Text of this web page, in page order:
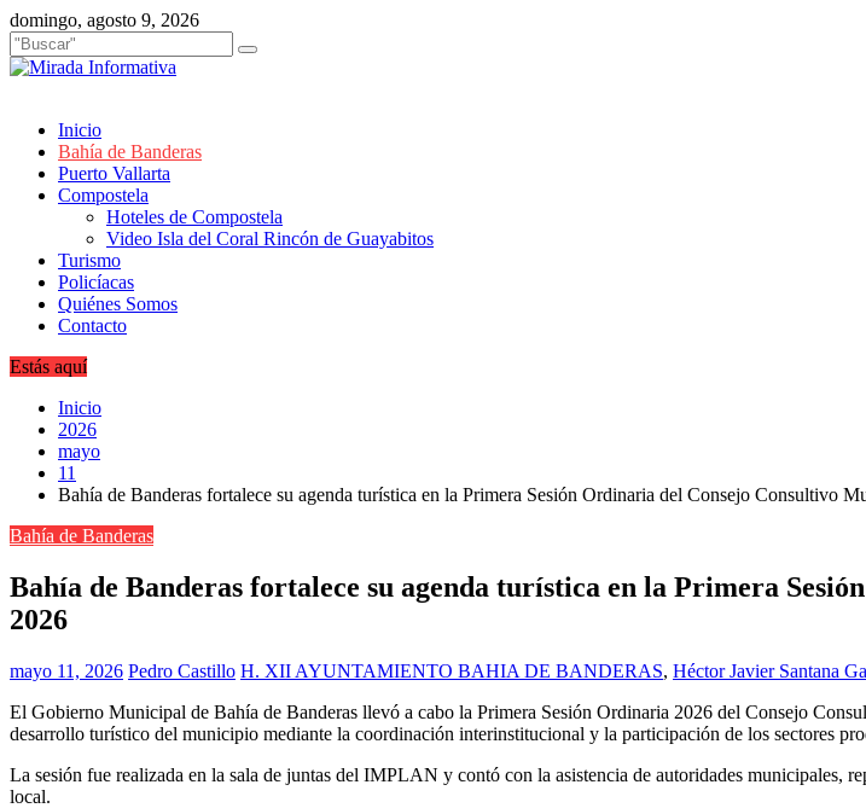
Saltar
al
contenido
domingo, agosto 9, 2026
Inicio
Bahía de Banderas
Puerto Vallarta
Compostela
Hoteles de Compostela
Video Isla del Coral Rincón de Guayabitos
Turismo
Policíacas
Quiénes Somos
Contacto
Estás aquí
Inicio
2026
mayo
11
Bahía de Banderas fortalece su agenda turística en la Primera Sesión Ordinaria del Consejo Consultivo
Bahía de Banderas
Bahía de Banderas fortalece su agenda turística en la Primera
2026
mayo 11, 2026 Pedro Castillo H. XII AYUNTAMIENTO BAHIA DE BANDERAS, Héctor Javier Santana
El Gobierno Municipal de Bahía de Banderas llevó a cabo la Primera Sesión Ordinaria 2026 del Consejo
desarrollo turístico del municipio mediante la coordinación interinstitucional y la participación de los sectores
La sesión fue realizada en la sala de juntas del IMPLAN y contó con la asistencia de autoridades municipales,
local.